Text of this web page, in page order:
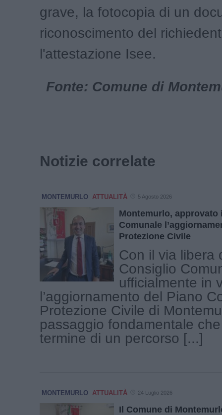
grave, la fotocopia di un
riconoscimento del
l'attestazione Isee.
Fonte: Comune di
Notizie correlate
MONTEMURLO ATTUALITÀ 5 Agosto 2026
Montemurlo, approvato
Comunale
Protezione Civile
Con il via libera
Consiglio
ufficialmente in
l’aggiornamento del Piano
Protezione Civile di
passaggio fondamentale
termine di un percorso [...]
MONTEMURLO ATTUALITÀ 24 Luglio 2026
Il Comune di